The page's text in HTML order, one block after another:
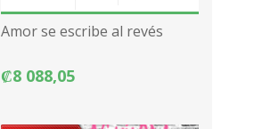
Amor se escribe al revés
₡8 088,05